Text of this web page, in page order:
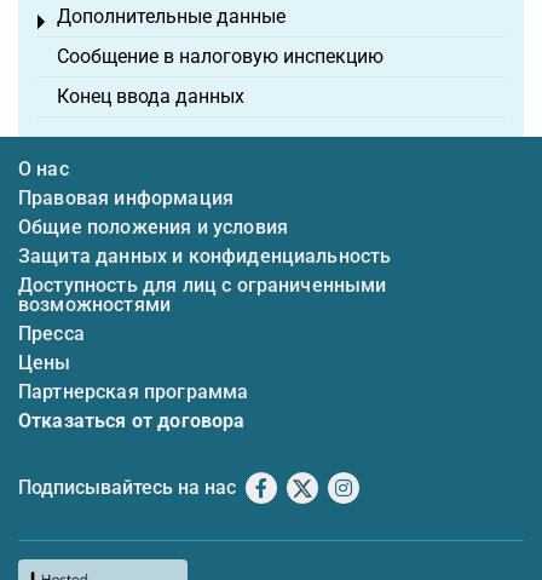
Дополнительные данные
Toggle menu
Сообщение в налоговую инспекцию
Конец ввода данных
О нас
Правовая информация
Общие положения и условия
Защита данных и конфиденциальность
Доступность для лиц с ограниченными
возможностями
Пресса
Цены
Партнерская программа
Отказаться от договора
Подписывайтесь на нас Facebook
X Instagram